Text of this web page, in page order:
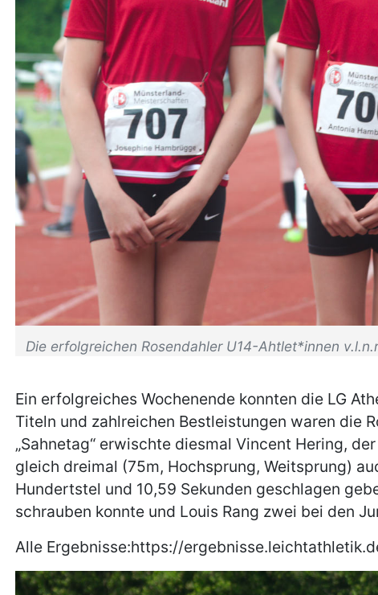
Die erfolgreichen Rosendahler U14-Ahtlet*innen
Ein erfolgreiches Wochenende konnten die LG
Titeln und zahlreichen Bestleistungen waren die
„Sahnetag“ erwischte diesmal Vincent Hering,
gleich dreimal (75m, Hochsprung, Weitsprung)
Hundertstel und 10,59 Sekunden geschlagen
schrauben konnte und Louis Rang zwei bei den
Alle Ergebnisse:https://